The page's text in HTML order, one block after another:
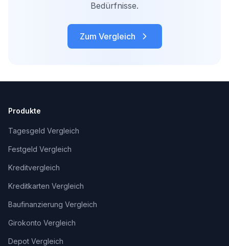
Bedürfnisse.
Zum Vergleich
Produkte
Tagesgeld Vergleich
Festgeld Vergleich
Kreditvergleich
Kreditkarten Vergleich
Baufinanzierung Vergleich
Girokonto Vergleich
Depot Vergleich